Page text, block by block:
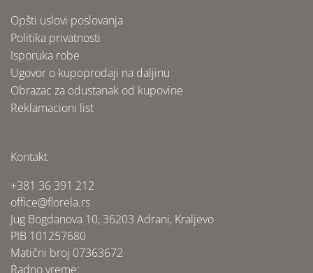
Opšti uslovi poslovanja
Politika privatnosti
Isporuka robe
Ugovor o kupoprodaji na daljinu
Obrazac za odustanak od kupovine
Reklamacioni list
Kontakt
+381 36 391 212
office@florela.rs
Jug Bogdanova 10, 36203 Adrani, Kraljevo
PIB 101257680
Matični broj 07363672
Radno vreme: